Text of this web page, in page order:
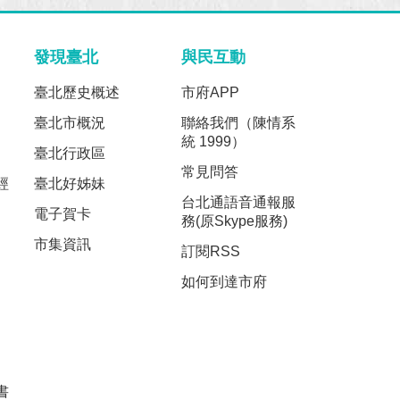
發現臺北
臺北歷史概述
臺北市概況
臺北行政區
臺北好姊妹
電子賀卡
市集資訊
與民互動
市府APP
聯絡我們（陳情系
統 1999）
常見問答
台北通語音通報服
務(原Skype服務)
訂閱RSS
如何到達市府